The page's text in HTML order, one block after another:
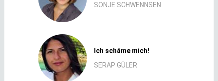
SONJE SCHWENNSEN
Ich schäme mich!
SERAP GÜLER